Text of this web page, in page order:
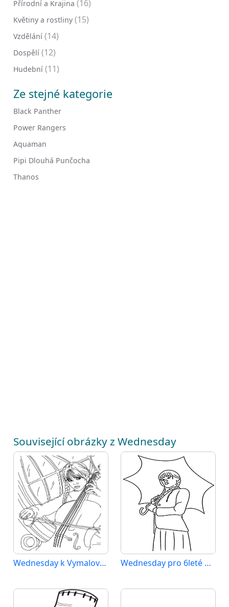
Přírodní a Krajina (16)
Květiny a rostliny (15)
Vzdělání (14)
Dospělí (12)
Hudební (11)
Ze stejné kategorie
Black Panther
Power Rangers
Aquaman
Pipi Dlouhá Punčocha
Thanos
Související obrázky z Wednesday
Wednesday k Vymalování Wednesday pro 6leté Děti